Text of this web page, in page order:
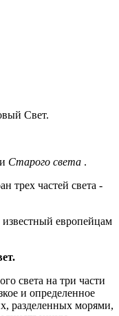
Свет.
Старого света .
трех частей света -
европейцам
света на три части
и определенное
разделенных морями,